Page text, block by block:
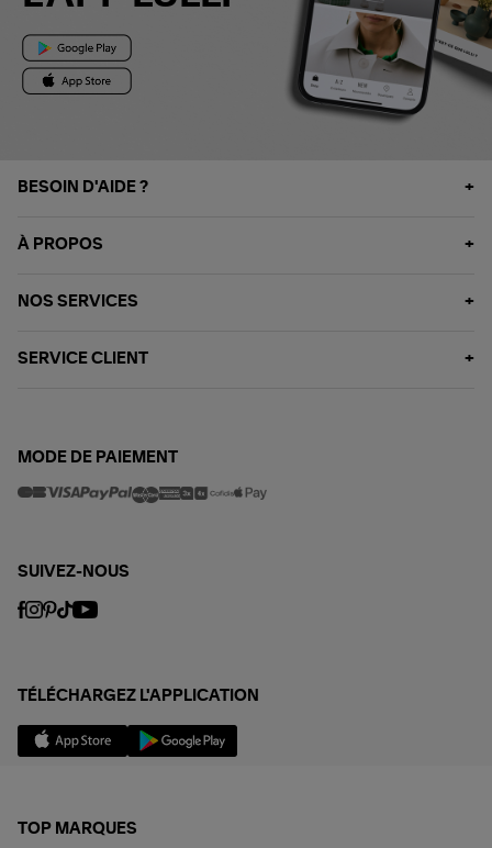
BESOIN D'AIDE ?
À PROPOS
NOS SERVICES
SERVICE CLIENT
MODE DE PAIEMENT
SUIVEZ-NOUS
TÉLÉCHARGEZ L'APPLICATION
TOP MARQUES